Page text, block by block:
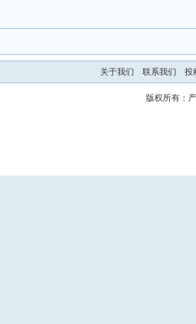
关于我们 联系我们 投
版权所有：